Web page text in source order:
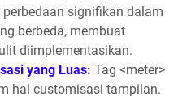
signifikan dalam
berbeda, membuat
diimplementasikan.
yang Luas: Tag <meter>
hal customisasi tampilan.